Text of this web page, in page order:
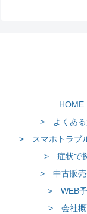
HOME
> よくある
> スマホトラブ
> 症状で
> 中古販売
> WEB
> 会社概